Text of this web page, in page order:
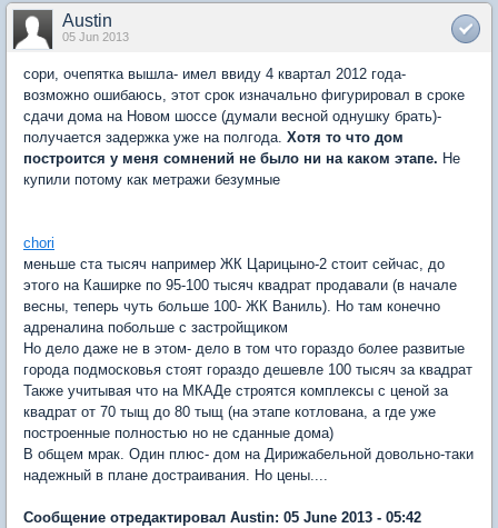
Austin
05 Jun 2013
сори, очепятка вышла- имел ввиду 4 квартал 2012 года-
возможно ошибаюсь, этот срок изначально фигурировал в сроке
сдачи дома на Новом шоссе (думали весной однушку брать)-
получается задержка уже на полгода. Хотя то что дом
построится у меня сомнений не было ни на каком этапе. Не
купили потому как метражи безумные
chori
меньше ста тысяч например ЖК Царицыно-2 стоит сейчас, до
этого на Каширке по 95-100 тысяч квадрат продавали (в начале
весны, теперь чуть больше 100- ЖК Ваниль). Но там конечно
адреналина побольше с застройщиком
Но дело даже не в этом- дело в том что гораздо более развитые
города подмосковья стоят гораздо дешевле 100 тысяч за квадрат
Также учитывая что на МКАДе строятся комплексы с ценой за
квадрат от 70 тыщ до 80 тыщ (на этапе котлована, а где уже
построенные полностью но не сданные дома)
В общем мрак. Один плюс- дом на Дирижабельной довольно-таки
надежный в плане достраивания. Но цены....
Сообщение отредактировал Austin: 05 June 2013 - 05:42